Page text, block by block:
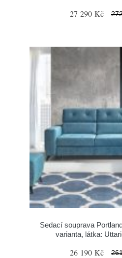
27 290 Kč
Sedací souprava
varianta, látka:
26 190 Kč